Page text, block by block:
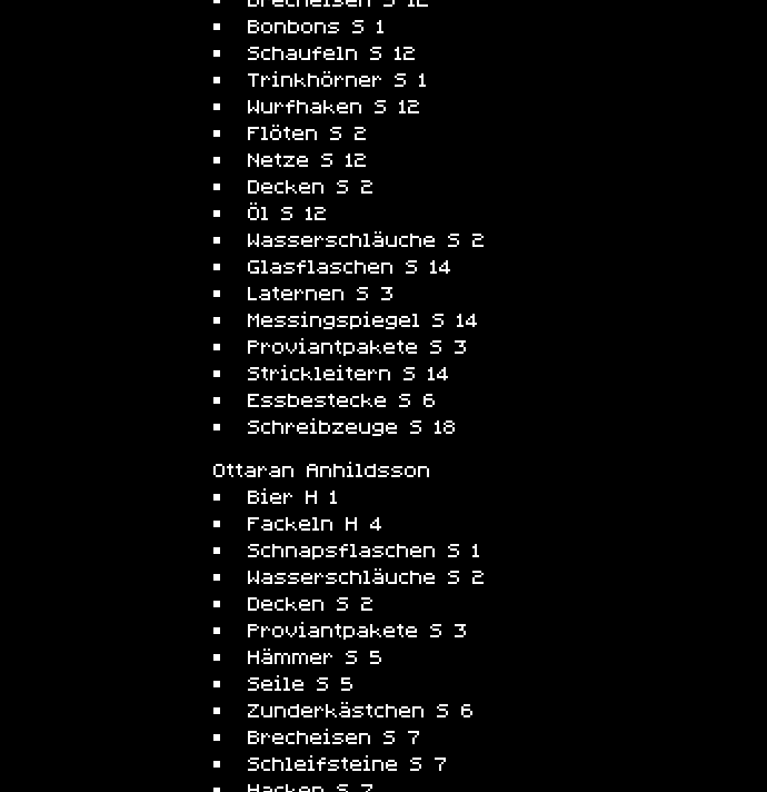
Bonbons S 1
Schaufeln S 12
Trinkhörner S 1
Wurfhaken S 12
Flöten S 2
Netze S 12
Decken S 2
Öl S 12
Wasserschläuche S 2
Glasflaschen S 14
Laternen S 3
Messingspiegel S 14
Proviantpakete S 3
Strickleitern S 14
Essbestecke S 6
Schreibzeuge S 18
Ottaran Anhildsson
Bier H 1
Fackeln H 4
Schnapsflaschen S 1
Wasserschläuche S 2
Decken S 2
Proviantpakete S 3
Hämmer S 5
Seile S 5
Zunderkästchen S 6
Brecheisen S 7
Schleifsteine S 7